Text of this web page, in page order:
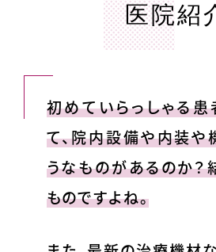
医院紹
初めていらっしゃる
て、院内設備や内装
うなものがあるのか
ものですよね。